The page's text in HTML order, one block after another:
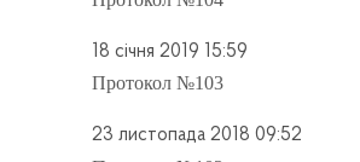
18 січня 2019 15:59
Протокол №103
23 листопада 2018 09:52